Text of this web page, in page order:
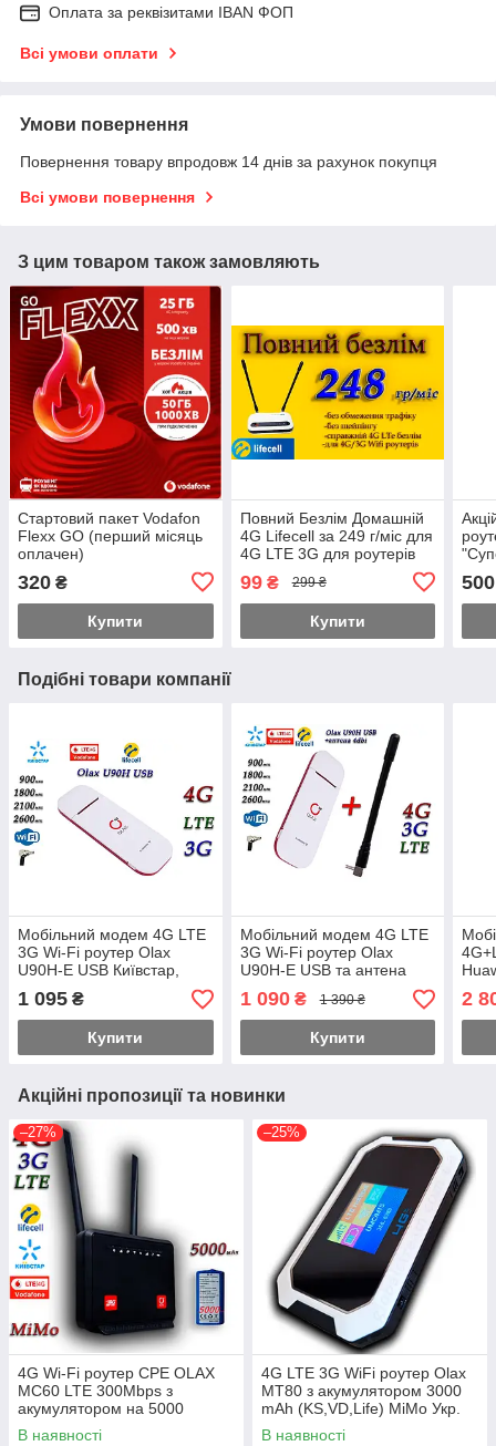
Оплата за реквізитами IBAN ФОП
Всі умови оплати
Умови повернення
Повернення товару впродовж 14 днів за рахунок покупця
Всі умови повернення
З цим товаром також замовляють
Стартовий пакет Vodafon
Flexx GO (перший місяць
оплачен)
320 ₴
Купити
Повний Безлім Домашній
4G Lifecell за 249 г/міс для
4G LTE 3G для роутерів
швидкості!
99₴ 299 ₴
Купити
500
Подібні товари компанії
Мобільний модем 4G LTE
3G Wi-Fi роутер Olax
U90H-E USB Київстар,
Vodafone, Lifecell з 1 вих.
під антену
1 095 ₴
Купити
Мобільний модем 4G LTE
3G Wi-Fi роутер Olax
U90H-E USB та антена
4G(LTE) на 4 db
1 090₴ 1 390 ₴
Купити
з 2
2
Акційні пропозиції та новинки
–27%
4G Wi-Fi роутер CPE OLAX
MC60 LTE 300Mbps з
акумулятором на 5000
мА·год
В наявності
–25%
4G LTE 3G WiFi роутер Olax
MT80 з акумулятором 3000
mAh (KS,VD,Life) MiMo Укр.
В наявності